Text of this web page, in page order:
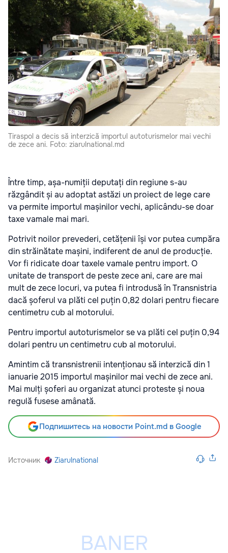
Tiraspol a decis să interzică importul autoturismelor mai vechi
de zece ani. Foto: ziarulnational.md
Între timp, așa-numiții deputați din regiune s-au
răzgândit și au adoptat astăzi un proiect de lege care
va permite importul mașinilor vechi, aplicându-se doar
taxe vamale mai mari.
Potrivit noilor prevederi, cetățenii își vor putea cumpăra
din străinătate mașini, indiferent de anul de producție.
Vor fi ridicate doar taxele vamale pentru import. O
unitate de transport de peste zece ani, care are mai
mult de zece locuri, va putea fi introdusă în Transnistria
dacă șoferul va plăti cel puțin 0,82 dolari pentru fiecare
centimetru cub al motorului.
Pentru importul autoturismelor se va plăti cel puțin 0,94
dolari pentru un centimetru cub al motorului.
Amintim că transnistrenii intenționau să interzică din 1
ianuarie 2015 importul mașinilor mai vechi de zece ani.
Mai mulți șoferi au organizat atunci proteste și noua
regulă fusese amânată.
Подпишитесь на новости Point.md в Google
Источник Ziarulnational